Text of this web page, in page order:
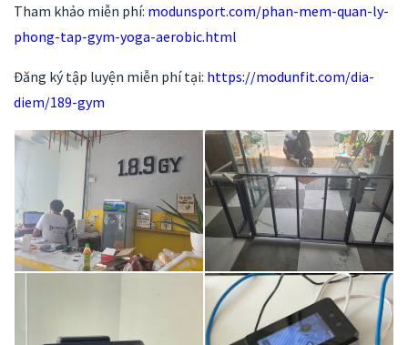
Tham khảo miễn phí: modunsport.com/phan-mem-quan-ly-
phong-tap-gym-yoga-aerobic.html
Đăng ký tập luyện miễn phí tại: https://modunfit.com/dia-
diem/189-gym